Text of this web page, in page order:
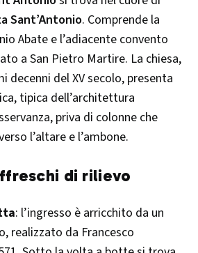
Sant’Antonio. Comprende la
Abate e l’adiacente convento
a San Pietro Martire. La chiesa,
decenni del XV secolo, presenta
tipica dell’architettura
priva di colonne che
l’altare e l’ambone.
di rilievo
: l’ingresso è arricchito da un
realizzato da Francesco